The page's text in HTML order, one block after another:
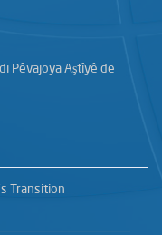
Pêvajoya Aştîyê de
Transition